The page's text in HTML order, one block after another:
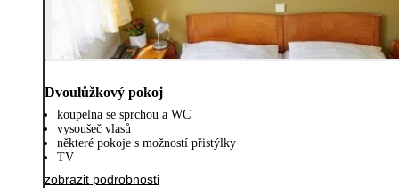
Dvoulůžkový pokoj
koupelna se sprchou a WC
vysoušeč vlasů
některé pokoje s možností přistýlky
TV
zobrazit podrobnosti